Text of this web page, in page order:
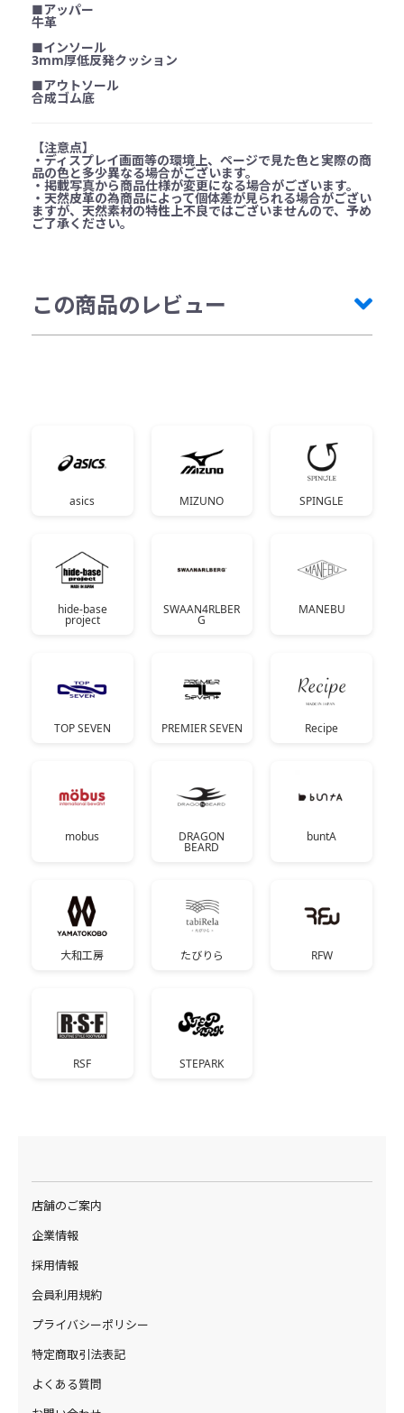
■アッパー
牛革
■インソール
3mm厚低反発クッション
■アウトソール
合成ゴム底
【注意点】
・ディスプレイ画面等の環境上、ページで見た色と実際の商
品の色と多少異なる場合がございます。
・掲載写真から商品仕様が変更になる場合がございます。
・天然皮革の為商品によって個体差が見られる場合がござい
ますが、天然素材の特性上不良ではございませんので、予め
ご了承ください。
この商品のレビュー
asics MIZUNO SPINGLE
hide-base
project
SWAAN4RLBER
G
MANEBU
TOP SEVEN PREMIER SEVEN Recipe
mobus DRAGON
BEARD
buntA
大和工房 たびりら RFW
RSF STEPARK
店舗のご案内
企業情報
採用情報
会員利用規約
プライバシーポリシー
特定商取引法表記
よくある質問